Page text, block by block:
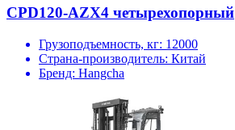
CPD120-AZX4 четырехопорный
Грузоподъемность, кг: 12000
Страна-производитель: Китай
Бренд: Hangcha